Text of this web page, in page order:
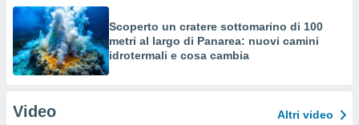
Scoperto un cratere sottomarino di 100
metri al largo di Panarea: nuovi camini
idrotermali e cosa cambia
Video Altri video